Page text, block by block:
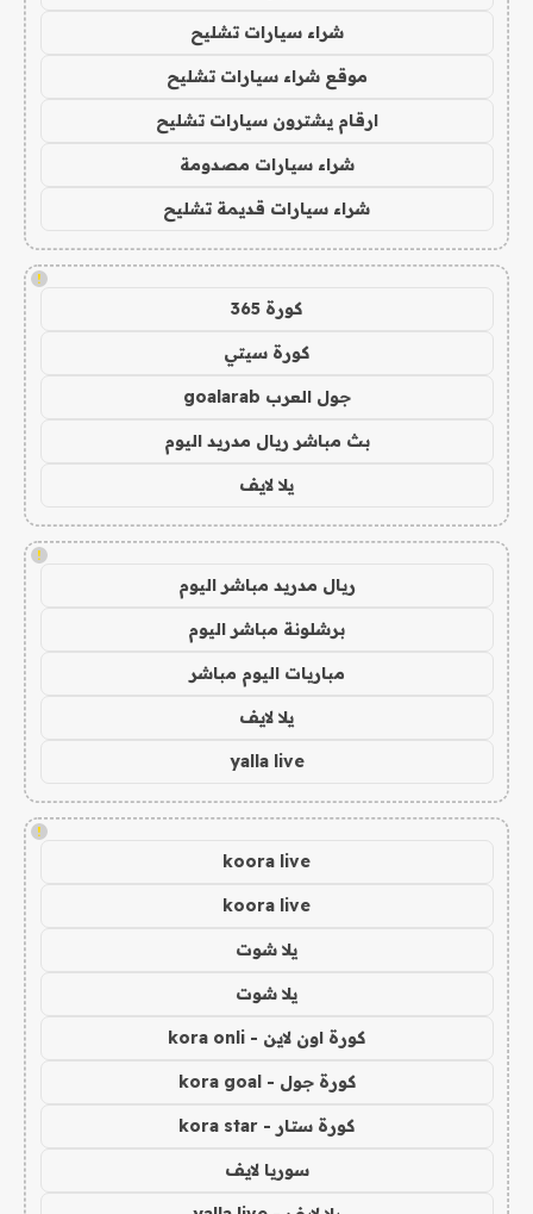
شراء سيارات تشليح
موقع شراء سيارات تشليح
ارقام يشترون سيارات تشليح
شراء سيارات مصدومة
شراء سيارات قديمة تشليح
!
كورة 365
كورة سيتي
جول العرب goalarab
بث مباشر ريال مدريد اليوم
يلا لايف
!
ريال مدريد مباشر اليوم
برشلونة مباشر اليوم
مباريات اليوم مباشر
يلا لايف
yalla live
!
koora live
koora live
يلا شوت
يلا شوت
كورة اون لاين - kora onli
كورة جول - kora goal
كورة ستار - kora star
سوريا لايف